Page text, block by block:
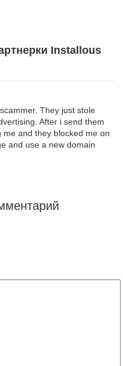
Installous
They just stole
After i send them
and they blocked me on
and use a new domain